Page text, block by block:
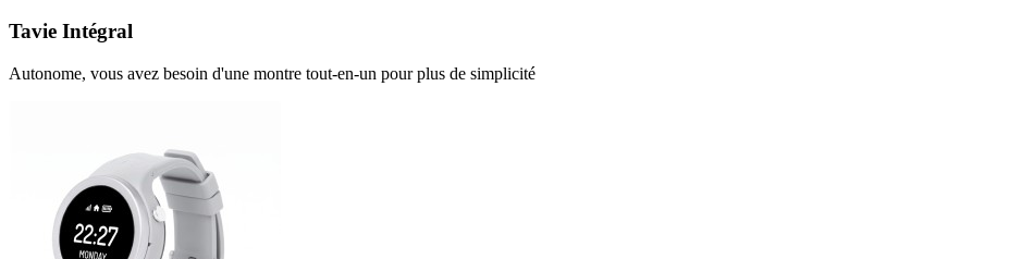
Tavie Intégral
Autonome, vous avez besoin d'une montre tout-en-un pour plus de simplicité